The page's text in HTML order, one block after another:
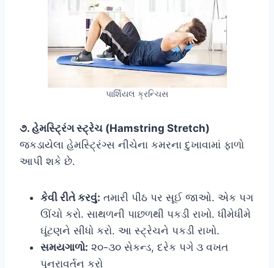
પાર્શિયલ ક્રન્ચિસ
૭. હેમસ્ટ્રિંગ સ્ટ્રેચ (Hamstring Stretch)
જકડાયેલા હેમસ્ટ્રિંગ્સ નીચેના કમરના દુખાવામાં ફાળો
આપી શકે છે.
કેવી રીતે કરવું: તમારી પીઠ પર સૂઈ જાઓ. એક પગ
ઊંચો કરો. સાથળની પાછળથી પકડી રાખો. ધીમેધીમે
ઘૂંટણને સીધો કરો. આ સ્ટ્રેચને પકડી રાખો.
સમયગાળો: ૨૦-૩૦ સેકન્ડ, દરેક પગે ૩ વખત
પુનરાવર્તન કરો